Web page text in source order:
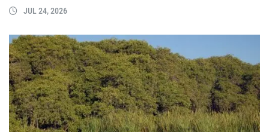
JUL 24, 2026